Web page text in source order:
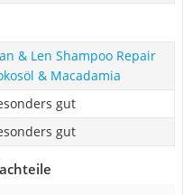
& Len Shampoo Repair
& Macadamia
gut
gut